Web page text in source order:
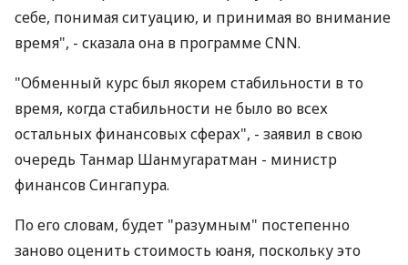
себе, понимая ситуацию, и принимая во внимание
время", - сказала она в программе CNN.
"Обменный курс был якорем стабильности в то
время, когда стабильности не было во всех
остальных финансовых сферах", - заявил в свою
очередь Танмар Шанмугаратман - министр
финансов Сингапура.
По его словам, будет "разумным" постепенно
заново оценить стоимость юаня, поскольку это